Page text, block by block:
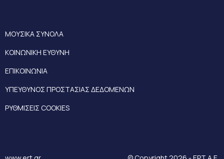
ΜΟΥΣΙΚΑ ΣΥΝΟΛΑ
ΚΟΙΝΩΝΙΚΗ ΕΥΘΥΝΗ
ΕΠΙΚΟΙΝΩΝΙΑ
ΥΠΕΥΘΥΝΟΣ ΠΡΟΣΤΑΣΙΑΣ ΔΕΔΟΜΕΝΩΝ
ΡΥΘΜΙΣΕΙΣ COOKIES